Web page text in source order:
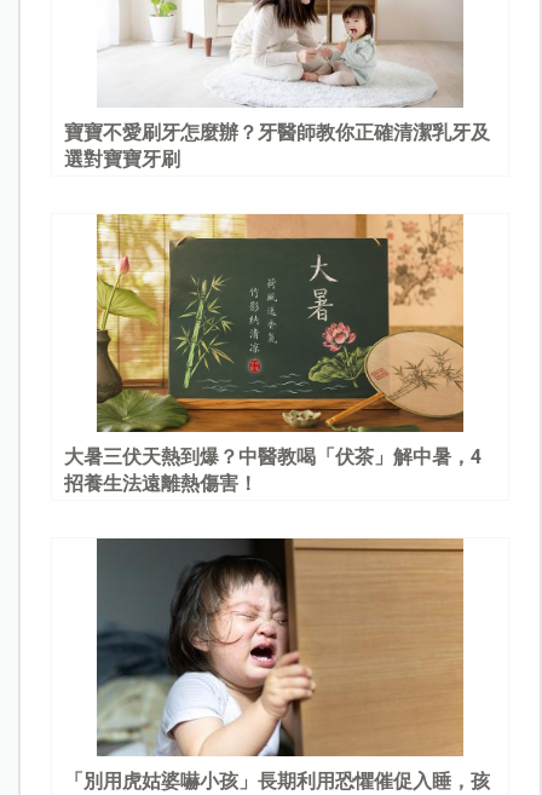
寶寶不愛刷牙怎麼辦？牙醫師教你正確清潔乳牙及
選對寶寶牙刷
大暑三伏天熱到爆？中醫教喝「伏茶」解中暑，4
招養生法遠離熱傷害！
「別用虎姑婆嚇小孩」長期利用恐懼催促入睡，孩